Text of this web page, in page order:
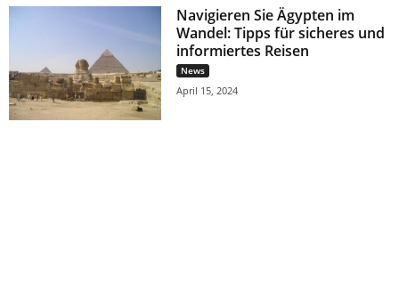
Navigieren Sie Ägypten im
Wandel: Tipps für sicheres und
informiertes Reisen
News
April 15, 2024